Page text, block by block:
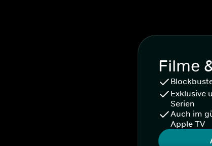
Filme
Exklusive
Serien
Auch im
Apple TV